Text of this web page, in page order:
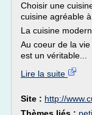
Choisir une
cuisine agréable
La cuisine
Au coeur de la
est un véritable...
Lire la suite
Site : http://